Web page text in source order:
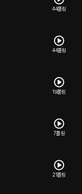
44플링
44플링
19플링
7플링
21플링